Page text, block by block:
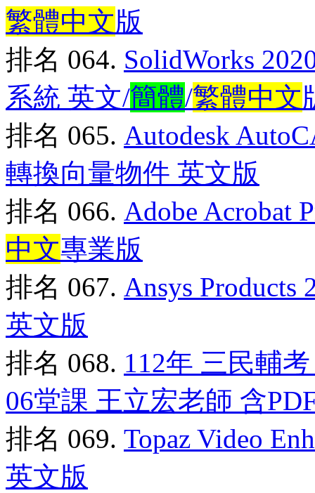
繁體中文版
排名 064. SolidWorks
系統 英文/簡體/繁體中文
排名 065. Autodesk
轉換向量物件 英文版
排名 066. Adobe Acrobat
中文專業版
排名 067. Ansys
英文版
排名 068. 112年 三民輔
06堂課 王立宏老師 含
排名 069. Topaz Video
英文版